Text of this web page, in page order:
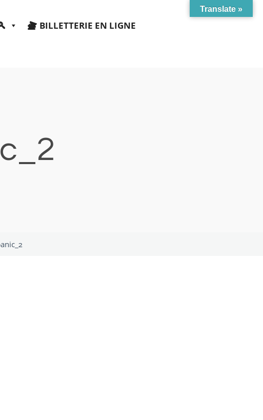
BILLETTERIE EN LIGNE
Translate »